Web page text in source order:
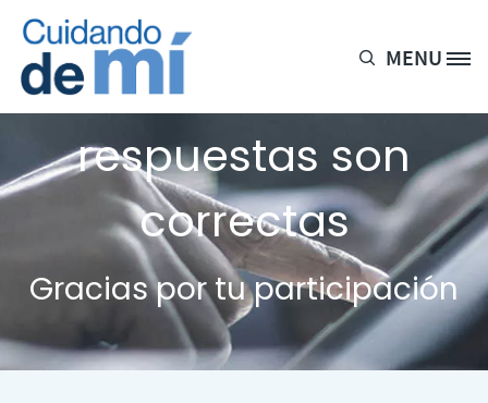
Site Logo MENU
de cada 5
respuestas son
correctas
Gracias por tu participación